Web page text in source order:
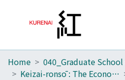
Home
Home
Keizai-ronsō : The Economic Review